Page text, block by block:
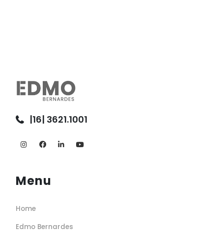
|16| 3621.1001
Menu
Home
Edmo Bernardes